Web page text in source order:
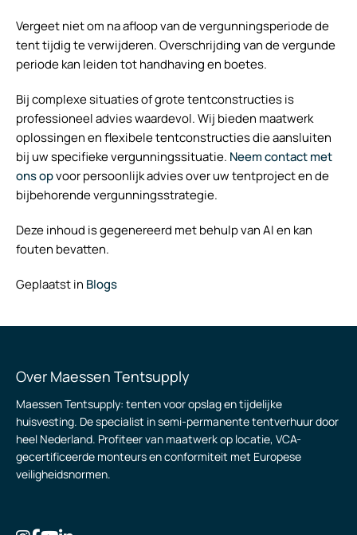
Vergeet niet om na afloop van de vergunningsperiode de
tent tijdig te verwijderen. Overschrijding van de vergunde
periode kan leiden tot handhaving en boetes.
Bij complexe situaties of grote tentconstructies is
professioneel advies waardevol. Wij bieden maatwerk
oplossingen en flexibele tentconstructies die aansluiten
bij uw specifieke vergunningssituatie. Neem contact met
ons opvoor persoonlijk advies over uw tentproject en de
bijbehorende vergunningsstrategie.
Deze inhoud is gegenereerd met behulp van AI en kan
fouten bevatten.
Geplaatst in Blogs
Over Maessen Tentsupply
Maessen Tentsupply: tenten voor opslag en tijdelijke
huisvesting. De specialist in semi-permanente tentverhuur door
heel Nederland. Profiteer van maatwerk op locatie, VCA-
gecertificeerde monteurs en conformiteit met Europese
veiligheidsnormen.